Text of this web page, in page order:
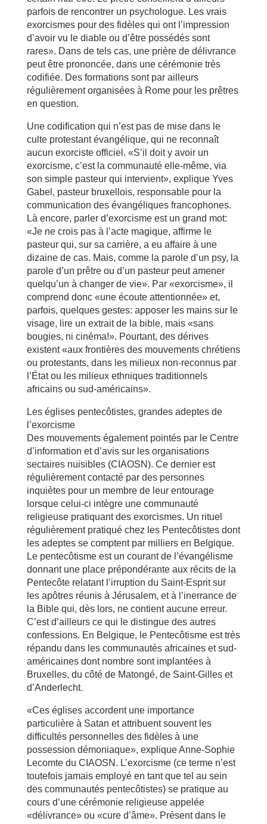
parfois de rencontrer un psychologue. Les vrais
exorcismes pour des fidèles qui ont l’impression
d’avoir vu le diable ou d’être possédés sont
rares». Dans de tels cas, une prière de délivrance
peut être prononcée, dans une cérémonie très
codifiée. Des formations sont par ailleurs
régulièrement organisées à Rome pour les prêtres
en question.
Une codification qui n’est pas de mise dans le
culte protestant évangélique, qui ne reconnaît
aucun exorciste officiel. «S’il doit y avoir un
exorcisme, c’est la communauté elle-même, via
son simple pasteur qui intervient», explique Yves
Gabel, pasteur bruxellois, responsable pour la
communication des évangéliques francophones.
Là encore, parler d’exorcisme est un grand mot:
«Je ne crois pas à l’acte magique, affirme le
pasteur qui, sur sa carrière, a eu affaire à une
dizaine de cas. Mais, comme la parole d’un psy, la
parole d’un prêtre ou d’un pasteur peut amener
quelqu’un à changer de vie». Par «exorcisme», il
comprend donc «une écoute attentionnée» et,
parfois, quelques gestes: apposer les mains sur le
visage, lire un extrait de la bible, mais «sans
bougies, ni cinéma!». Pourtant, des dérives
existent «aux frontières des mouvements chrétiens
ou protestants, dans les milieux non-reconnus par
l’État ou les milieux ethniques traditionnels
africains ou sud-américains».
Les églises pentecôtistes, grandes adeptes de
l’exorcisme
Des mouvements également pointés par le Centre
d’information et d’avis sur les organisations
sectaires nuisibles (CIAOSN). Ce dernier est
régulièrement contacté par des personnes
inquiètes pour un membre de leur entourage
lorsque celui-ci intègre une communauté
religieuse pratiquant des exorcismes. Un rituel
régulièrement pratiqué chez les Pentecôtistes dont
les adeptes se comptent par milliers en Belgique.
Le pentecôtisme est un courant de l’évangélisme
donnant une place prépondérante aux récits de la
Pentecôte relatant l’irruption du Saint-Esprit sur
les apôtres réunis à Jérusalem, et à l’inerrance de
la Bible qui, dès lors, ne contient aucune erreur.
C’est d’ailleurs ce qui le distingue des autres
confessions. En Belgique, le Pentecôtisme est très
répandu dans les communautés africaines et sud-
américaines dont nombre sont implantées à
Bruxelles, du côté de Matongé, de Saint-Gilles et
d’Anderlecht.
«Ces églises accordent une importance
particulière à Satan et attribuent souvent les
difficultés personnelles des fidèles à une
possession démoniaque», explique Anne-Sophie
Lecomte du CIAOSN. L’exorcisme (ce terme n’est
toutefois jamais employé en tant que tel au sein
des communautés pentecôtistes) se pratique au
cours d’une cérémonie religieuse appelée
«délivrance» ou «cure d’âme». Présent dans le